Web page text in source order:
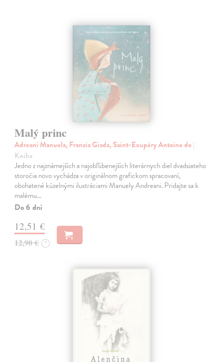
Malý princ
Adreani Manuela, Francia Giada, Saint-Exupéry Antoine de |
Kniha
Jedno z najznámejších a najobľúbenejších literárnych diel dvadsiateho
storočia novo vychádza v originálnom grafickom spracovaní,
obohatené kúzelnými ilustráciami Manuely Andreani. Pridajte sa k
malému…
Do 6 dní
12,51 €
12,90 € ?